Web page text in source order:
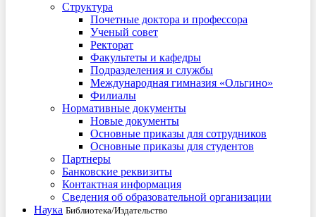
Структура
Почетные доктора и профессора
Ученый совет
Ректорат
Факультеты и кафедры
Подразделения и службы
Международная гимназия «Ольгино»
Филиалы
Нормативные документы
Новые документы
Основные приказы для сотрудников
Основные приказы для студентов
Партнеры
Банковские реквизиты
Контактная информация
Сведения об образовательной организации
Наука Библиотека/Издательство